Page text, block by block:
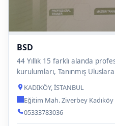
BSD
44 Yıllık 15 farklı alanda
kurulumları, Tanınmış
KADIKÖY, İSTANBUL
Eğitim Mah. Ziverbey
05333783036